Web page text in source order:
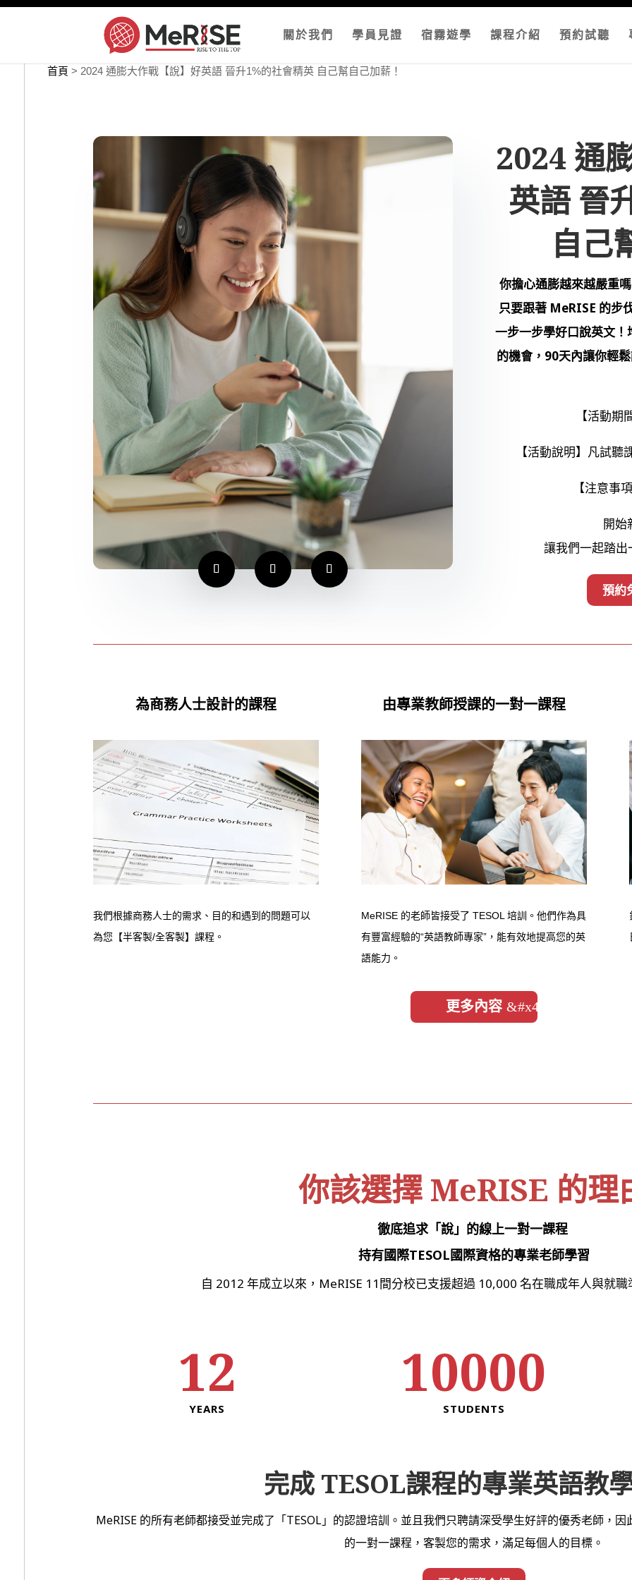
關於我們 學員見證 宿霧遊學 課程介紹 預約試聽
首頁 > 2024 通膨大作戰【說】好英語 晉升1%的社會精英 自己幫自己加薪！
2024 通
英語 晉
自己
你擔心通膨越來越嚴重
只要跟著 MeRISE 的步
一步一步學好口說英文
的機會，90天內讓你輕
【活動
【活動說明】凡試
【注意事
開始
讓我們一起踏出
預約
為商務人士設計的課程
我們根據商務人士的需求、目的和遇到的問題可以
為您【半客製/全客製】課程。
由專業教師授課的一對一課程
MeRISE 的老師皆接受了 TESOL 培訓。他們作為具
有豐富經驗的“英語教師專家”，能有效地提高您的英
語能力。
更多內容
你該選擇 MeRISE 的理
徹底追求「說」的線上一對一課程
持有國際TESOL國際資格的專業老師學習
自 2012 年成立以來，MeRISE 11間分校已支援超過 10,000 名在職成年人與就
12
YEARS
10000
STUDENTS
完成 TESOL課程的專業英語教
MeRISE 的所有老師都接受並完成了「TESOL」的認證培訓。並且我們只聘請深受學生好評的優秀老師，
的一對一課程，客製您的需求，滿足每個人的目標。